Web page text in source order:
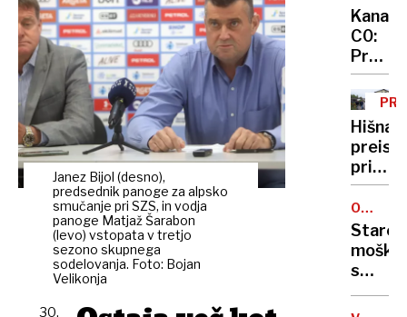
Janez Bijol (desno),
predsednik panoge za alpsko
smučanje pri SZS, in vodja
panoge Matjaž Šarabon
(levo) vstopata v tretjo
sezono skupnega
sodelovanja. Foto: Bojan
Velikonja
30.
Kanal
C0:
Prejeli
kdo
je
niso
razkrili
Hišna
pri
Alešu
Hojsu:
Sumijo
me
moški
s
pištolo
v